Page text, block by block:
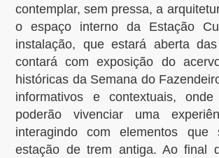
contemplar, sem pressa, a
o espaço interno da Estação
instalação, que estará aberta
contará com exposição do
históricas da Semana do
informativos e contextuais,
poderão vivenciar uma
interagindo com elementos que
estação de trem antiga. Ao final